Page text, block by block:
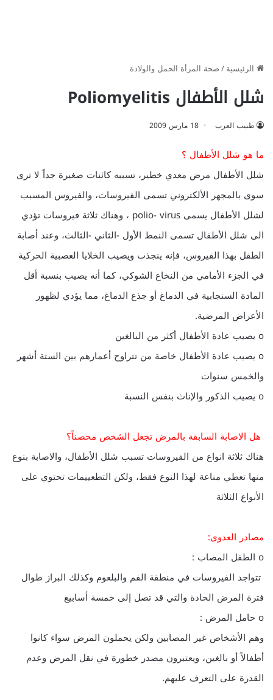
الرئيسية/صحة المرأة الحمل والولادة
شلل الأطفال Poliomyelitis
طبيب العرب 18 مارس 2009
ما هو شلل الأطفال ؟
شلل الأطفال مرض معدي خطير، تسببه كائنات صغيرة جداً لا ترى
سوى بالمجهر الألكتروني تسمى الفيروسات، والفيروس المسبب
لشلل الأطفال يسمى polio- virus ، وهناك ثلاثة فيروسات تؤدي
الى شلل الأطفال تسمى النمط الأول -الثاني -الثالث، وعند أصابة
الطفل بهذا الفيروس، فإنه ينجذب ويصيب الخلايا العصبية الحركية
في الجزء الأمامي من النخاع الشوكي، كما أنه يصيب بنسبة أقل
المادة السنجابية في الدماغ أو جذع الدماغ، مما يؤدي لظهور
الأعراض المرضية.
o يصيب عادة الأطفال أكثر من البالغين
o يصيب عادة الأطفال خاصة من تتراوح أعمارهم بين الستة أشهر
والخمس سنوات
o يصيب الذكور والإناث بنفس النسبة
هل الاصابة السابقة بالمرض تجعل الشخص محصناً؟
هناك ثلاثة انواع من الفيروسات تسبب شلل الأطفال، والاصابة بنوع
منها تعطي مناعة لهذا النوع فقط، ولكن التطعييمات تحتوي على
الأنواع الثلاثة
مصادر العدوى:
o الطفل المصاب :
تتواجد الفيروسات في منطقة الفم والبلعوم وكذلك البراز طوال
فترة المرض الحادة والتي قد تصل إلى خمسة أسابيع
o حامل المرض :
وهم الأشخاص غير المصابين ولكن يحملون المرض سواء كانوا
أطفالاً أو بالغين، ويعتبرون مصدر خطورة في نقل المرض وعدم
القدرة على التعرف عليهم.